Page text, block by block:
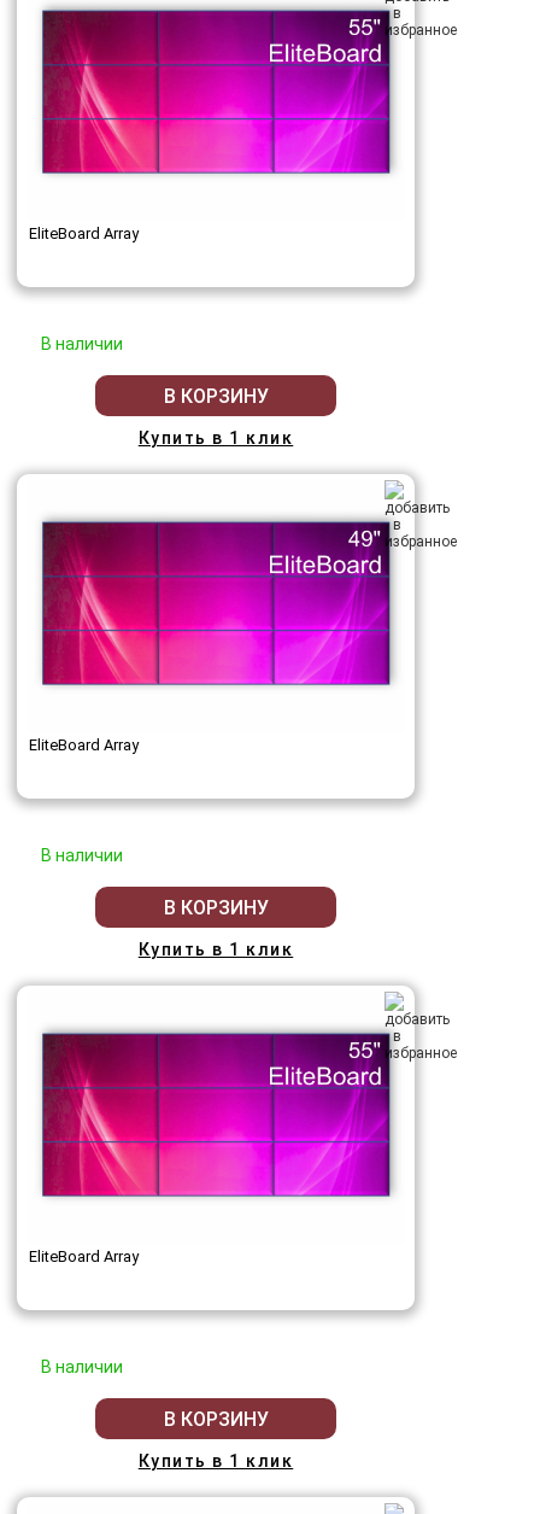
EliteBoard Array
В наличии
В КОРЗИНУ
Купить в 1 клик
EliteBoard Array
В наличии
В КОРЗИНУ
Купить в 1 клик
EliteBoard Array
В наличии
В КОРЗИНУ
Купить в 1 клик